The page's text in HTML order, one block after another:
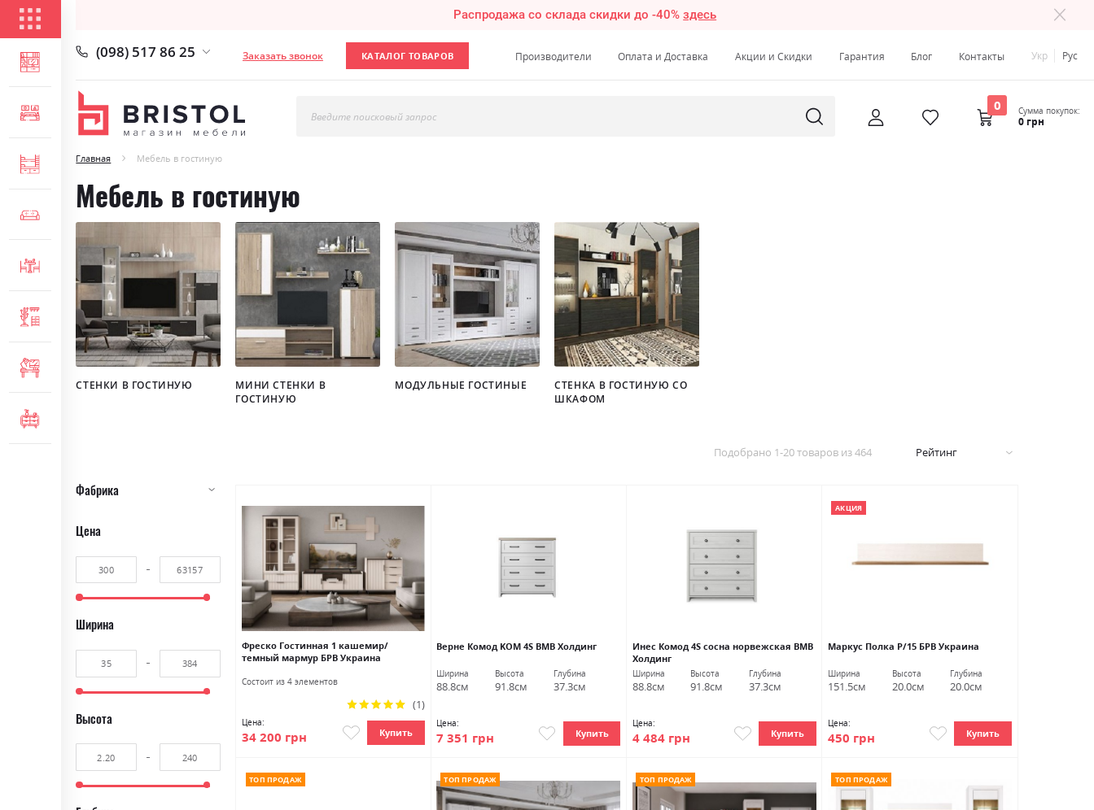
Распродажа со склада скидки до -40%здесь
ГОСТИНАЯ
СПАЛЬНЯ
ДЕТСКАЯ
СТОЛЫ И СТУЛЬЯ
ПРИХОЖАЯ
МЕБЕЛЬ ДЛЯ ОФИСА
(098) 517 86 25 Заказать звонок КАТАЛОГ ТОВАРОВ Производители Оплата и Доставка Акции и Скидки Гарантия Блог Контакты Укр Рус
Введите поисковый запрос
0 Сумма покупок:
0 грн
Главная Мебель в гостиную
Мебель в гостиную
СТЕНКИ В ГОСТИНУЮ
МИНИ СТЕНКИ В
ГОСТИНУЮ
МОДУЛЬНЫЕ ГОСТИНЫЕ
СТЕНКА В ГОСТИНУЮ СО
ШКАФОМ
Подобрано 1-20товаров из464 Рейтинг
Фреско Гостинная 1 кашемир/
темный мармур БРВ Украина
Состоит из 4 элементов
Цена:
34 200 грн
Рейтинг: (1)
Купить
Верне Комод KOM 4S ВМВ Холдинг
Ширина
88.8см
Высота
91.8см
Глубина
37.3см
Цена:
7 351 грн Купить
Инес Комод 4S сосна норвежская ВМВ
Холдинг
Ширина
88.8см
Высота
91.8см
Глубина
37.3см
Цена:
4 484 грн Купить
АКЦИЯ
Маркус Полка P/15 БРВ Украина
Ширина
151.5см
Высота
20.0см
Глубина
20.0см
Цена:
450 грн Купить
ТОП ПРОДАЖ ТОП ПРОДАЖ ТОП ПРОДАЖ ТОП ПРОДАЖ
Фабрика
Цена
Ширина
Высота